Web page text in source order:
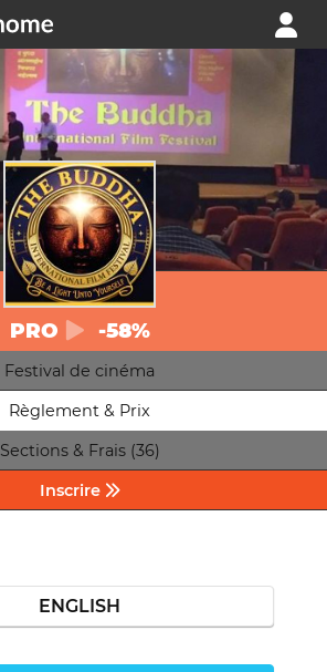
PRO -58%
Festival de cinéma
Règlement & Prix
Sections & Frais (36)
Inscrire
ENGLISH